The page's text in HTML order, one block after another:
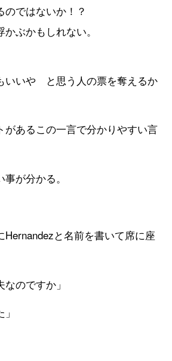
ではないか！？
ぶかもしれない。
いいや と思う人の票を奪えるか
があるこの一言で分かりやすい言
が分かる。
Hernandezと名前を書いて席に座
なのですか」